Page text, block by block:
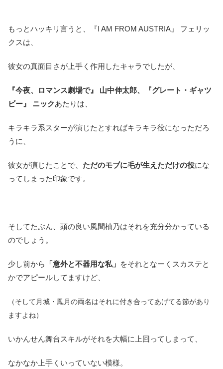
もっとハッキリ言うと、『I AM FROM AUSTRIA』 フェリッ
クスは、
彼女の真面目さが上手く作用したキャラでしたが、
『今夜、ロマンス劇場で』 山中伸太郎、『グレート・ギャツ
ビー』 ニックあたりは、
キラキラ系スターが演じたとすればキラキラ役になっただろ
うに、
彼女が演じたことで、 ただのモブに毛が生えただけの役にな
ってしまった印象です。
そしてたぶん、頭の良い風間柚乃はそれを充分分かっている
のでしょう。
少し前から 「意外と不器用な私」 をそれとなーくスカステと
かでアピールしてますけど、
（そして月城・鳳月の両名はそれに付き合ってあげてる節があり
ますよね）
いかんせん舞台スキルがそれを大幅に上回ってしまって、
なかなか上手くいっていない模様。